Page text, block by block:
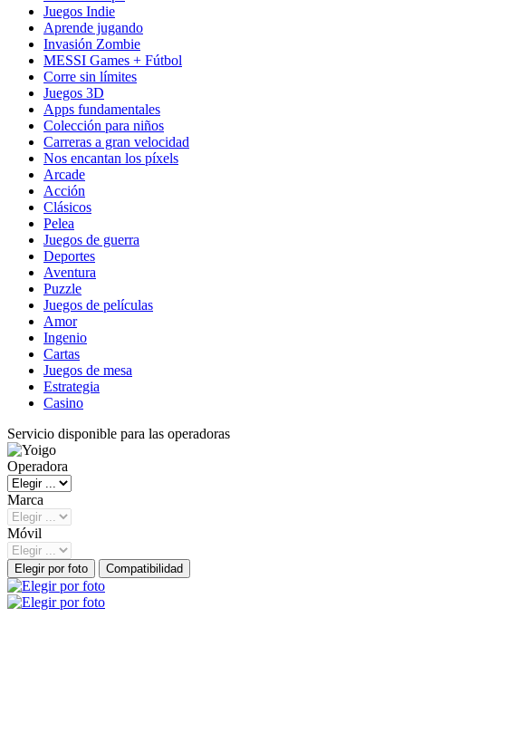
Juegos Indie
Aprende jugando
Invasión Zombie
MESSI Games + Fútbol
Corre sin límites
Juegos 3D
Apps fundamentales
Colección para niños
Carreras a gran velocidad
Nos encantan los píxels
Arcade
Acción
Clásicos
Pelea
Juegos de guerra
Deportes
Aventura
Puzzle
Juegos de películas
Amor
Ingenio
Cartas
Juegos de mesa
Estrategia
Casino
Servicio disponible para las operadoras
Operadora
Marca
Móvil